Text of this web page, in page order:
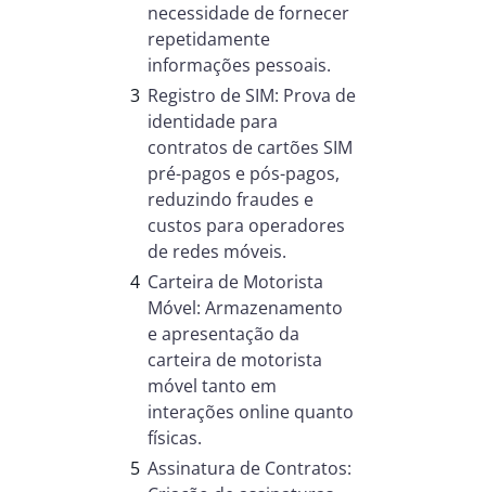
necessidade de fornecer
repetidamente
informações pessoais.
Registro de SIM: Prova de
identidade para
contratos de cartões SIM
pré-pagos e pós-pagos,
reduzindo fraudes e
custos para operadores
de redes móveis.
Carteira de Motorista
Móvel: Armazenamento
e apresentação da
carteira de motorista
móvel tanto em
interações online quanto
físicas.
Assinatura de Contratos: